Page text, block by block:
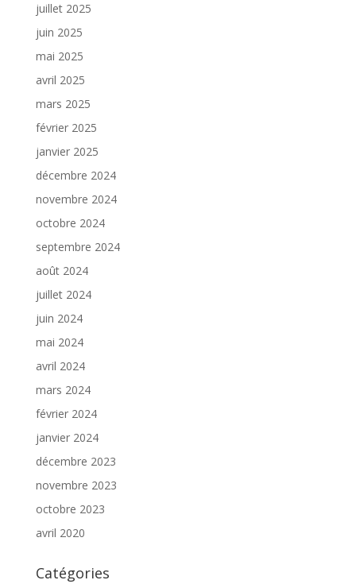
juillet 2025
juin 2025
mai 2025
avril 2025
mars 2025
février 2025
janvier 2025
décembre 2024
novembre 2024
octobre 2024
septembre 2024
août 2024
juillet 2024
juin 2024
mai 2024
avril 2024
mars 2024
février 2024
janvier 2024
décembre 2023
novembre 2023
octobre 2023
avril 2020
Catégories